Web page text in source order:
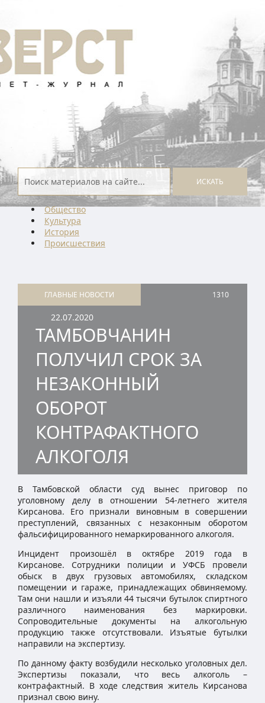
ИСКАТЬ
Общество
Культура
История
Проиcшествия
ГЛАВНЫЕ НОВОСТИ 1310
22.07.2020
ТАМБОВЧАНИН
ПОЛУЧИЛ СРОК ЗА
НЕЗАКОННЫЙ
ОБОРОТ
КОНТРАФАКТНОГО
АЛКОГОЛЯ
В Тамбовской области суд вынес приговор по
уголовному делу в отношении 54-летнего жителя
Кирсанова. Его признали виновным в совершении
преступлений, связанных с незаконным оборотом
фальсифицированного немаркированного алкоголя.
Инцидент произошёл в октябре 2019 года в
Кирсанове. Сотрудники полиции и УФСБ провели
обыск в двух грузовых автомобилях, складском
помещении и гараже, принадлежащих обвиняемому.
Там они нашли и изъяли 44 тысячи бутылок спиртного
различного наименования без маркировки.
Сопроводительные документы на алкогольную
продукцию также отсутствовали. Изъятые бутылки
направили на экспертизу.
По данному факту возбудили несколько уголовных дел.
Экспертизы показали, что весь алкоголь –
контрафактный. В ходе следствия житель Кирсанова
признал свою вину.